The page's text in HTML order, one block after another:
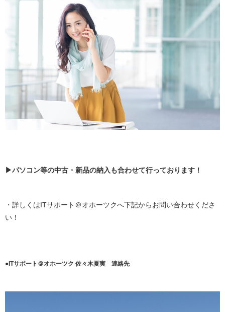
▶パソコン等の中古・新品の納入も合わせて行っております！
・詳しくはITサポート＠オホーツクへ下記からお問い合わせくださ
い！
●ITサポート＠オホーツク 佐々木夏実 連絡先